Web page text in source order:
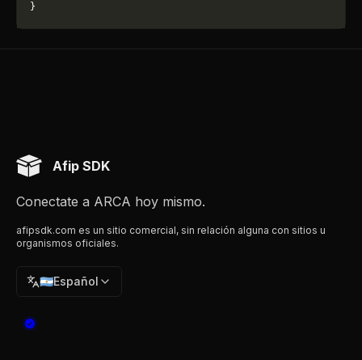
}
Afip SDK
Conectate a ARCA hoy mismo.
afipsdk.com es un sitio comercial, sin relación alguna con sitios u
organismos oficiales.
🇦🇷Español